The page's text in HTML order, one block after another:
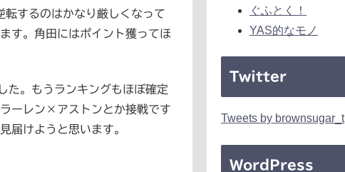
するのはかなり厳しくなって
す。角田にはポイント獲ってほ
。もうランキングもほぼ確定
ーレン×アストンとか接戦です
届けようと思います。
ぐふとく！
YAS的なモノ
Twitter
Tweets by brownsugar_t
WordPress